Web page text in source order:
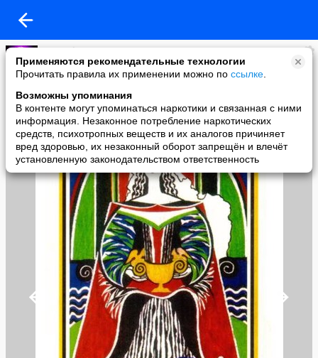
Применяются рекомендательные технологии
Прочитать правила их применении можно по ссылке
Возможны упоминания
В контенте могут упоминаться наркотики и связанная с ними
информация. Незаконное потребление наркотических
средств, психотропных веществ и их аналогов причиняет
вред здоровью, их незаконный оборот запрещён и влечёт
установленную законодательством ответственность
masterkosta
added a photo
30 Oct в 12:26